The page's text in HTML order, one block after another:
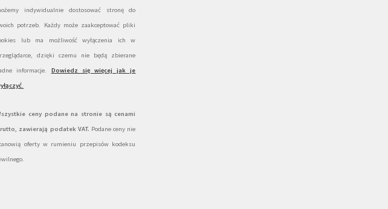
indywidualnie dostosować stronę do
potrzeb. Każdy może zaakceptować pliki
lub ma możliwość wyłączenia ich w
dzięki czemu nie będą zbierane
informacje. Dowiedz się więcej jak je
.
ceny podane na stronie są cenami
zawierają podatek VAT. Podane ceny nie
oferty w rumieniu przepisów kodeksu